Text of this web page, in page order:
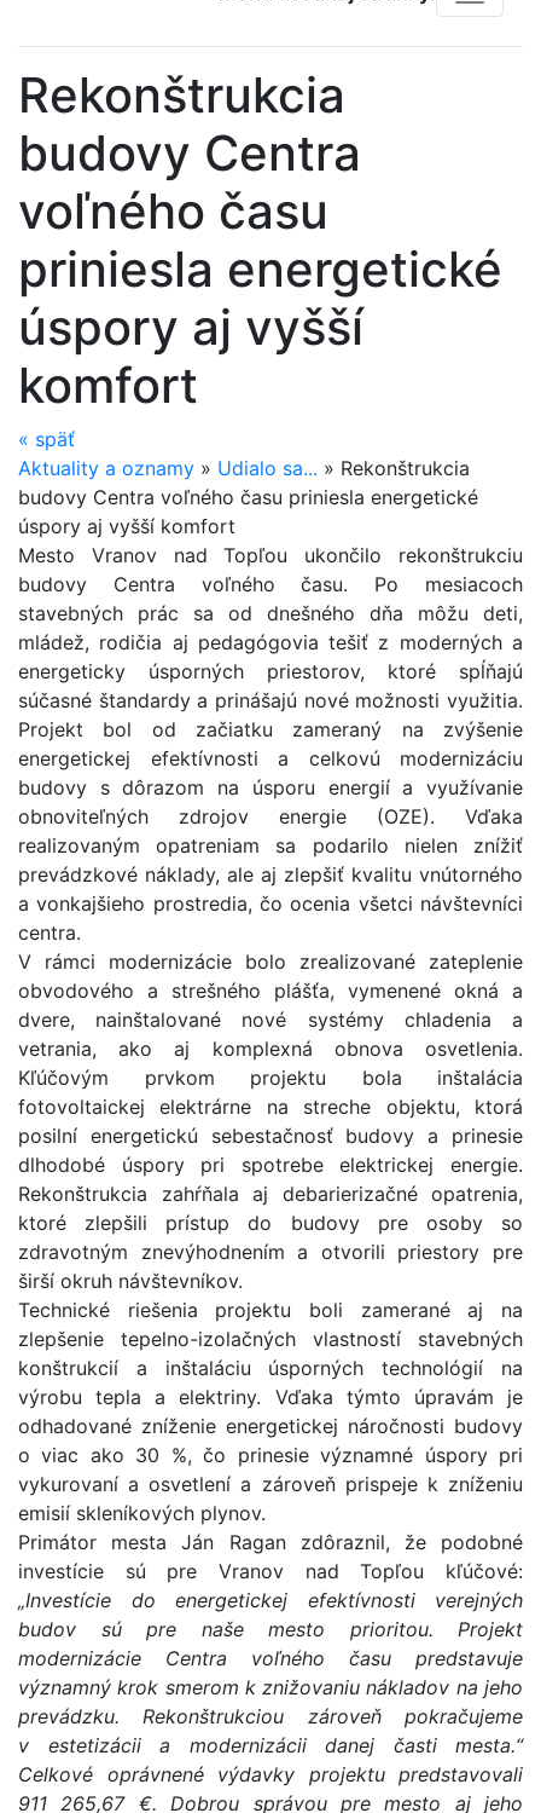
Rekonštrukcia
budovy Centra
voľného času
priniesla energetické
úspory aj vyšší
komfort
« späť
Aktuality a oznamy » Udialo sa... » Rekonštrukcia
budovy Centra voľného času priniesla energetické
úspory aj vyšší komfort
Mesto Vranov nad Topľou ukončilo rekonštrukciu
budovy Centra voľného času. Po mesiacoch
stavebných prác sa od dnešného dňa môžu deti,
mládež, rodičia aj pedagógovia tešiť z moderných a
energeticky úsporných priestorov, ktoré spĺňajú
súčasné štandardy a prinášajú nové možnosti využitia.
Projekt bol od začiatku zameraný na zvýšenie
energetickej efektívnosti a celkovú modernizáciu
budovy s dôrazom na úsporu energií a využívanie
obnoviteľných zdrojov energie (OZE). Vďaka
realizovaným opatreniam sa podarilo nielen znížiť
prevádzkové náklady, ale aj zlepšiť kvalitu vnútorného
a vonkajšieho prostredia, čo ocenia všetci návštevníci
centra.
V rámci modernizácie bolo zrealizované zateplenie
obvodového a strešného plášťa, vymenené okná a
dvere, nainštalované nové systémy chladenia a
vetrania, ako aj komplexná obnova osvetlenia.
Kľúčovým prvkom projektu bola inštalácia
fotovoltaickej elektrárne na streche objektu, ktorá
posilní energetickú sebestačnosť budovy a prinesie
dlhodobé úspory pri spotrebe elektrickej energie.
Rekonštrukcia zahŕňala aj debarierizačné opatrenia,
ktoré zlepšili prístup do budovy pre osoby so
zdravotným znevýhodnením a otvorili priestory pre
širší okruh návštevníkov.
Technické riešenia projektu boli zamerané aj na
zlepšenie tepelno-izolačných vlastností stavebných
konštrukcií a inštaláciu úsporných technológií na
výrobu tepla a elektriny. Vďaka týmto úpravám je
odhadované zníženie energetickej náročnosti budovy
o viac ako 30 %, čo prinesie významné úspory pri
vykurovaní a osvetlení a zároveň prispeje k zníženiu
emisií skleníkových plynov.
Primátor mesta Ján Ragan zdôraznil, že podobné
investície sú pre Vranov nad Topľou kľúčové:
„Investície do energetickej efektívnosti verejných
budov sú pre naše mesto prioritou. Projekt
modernizácie Centra voľného času predstavuje
významný krok smerom k znižovaniu nákladov na jeho
prevádzku. Rekonštrukciou zároveň pokračujeme
v estetizácii a modernizácii danej časti mesta.“
Celkové oprávnené výdavky projektu predstavovali
911 265,67 €. Dobrou správou pre mesto aj jeho